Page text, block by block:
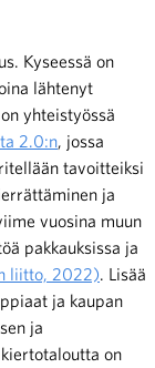
Kyseessä on
lähtenyt
yhteistyössä
2.0:n , jossa
tavoitteiksi
ja
vuosina muun
pakkauksissa ja
liitto, 2022) . Lisää
ja kaupan
ja
on